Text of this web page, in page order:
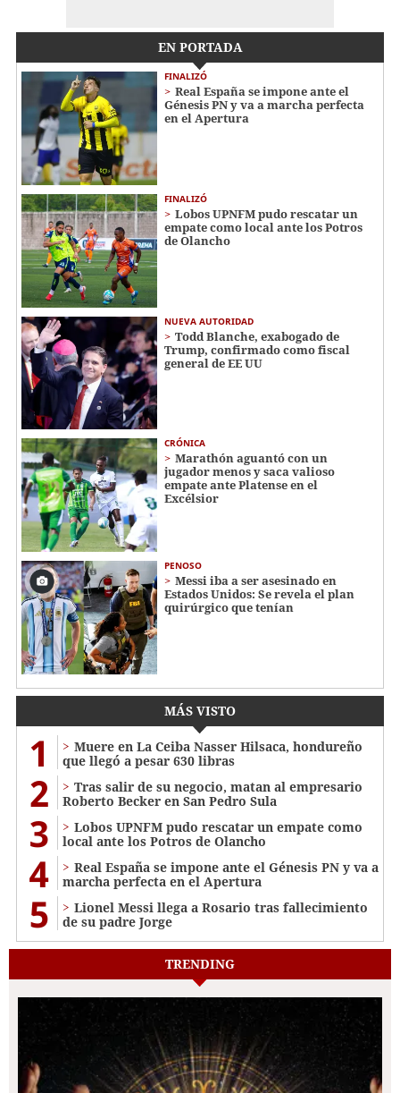
EN PORTADA
FINALIZÓ
Real España se impone ante el
Génesis PN y va a marcha perfecta
en el Apertura
FINALIZÓ
Lobos UPNFM pudo rescatar un
empate como local ante los Potros
de Olancho
NUEVA AUTORIDAD
Todd Blanche, exabogado de
Trump, confirmado como fiscal
general de EE UU
CRÓNICA
Marathón aguantó con un
jugador menos y saca valioso
empate ante Platense en el
Excélsior
PENOSO
Messi iba a ser asesinado en
Estados Unidos: Se revela el plan
quirúrgico que tenían
MÁS VISTO
1
Muere en La Ceiba Nasser Hilsaca, hondureño
que llegó a pesar 630 libras
2
Tras salir de su negocio, matan al empresario
Roberto Becker en San Pedro Sula
3
Lobos UPNFM pudo rescatar un empate como
local ante los Potros de Olancho
4
Real España se impone ante el Génesis PN y va a
marcha perfecta en el Apertura
5
Lionel Messi llega a Rosario tras fallecimiento
de su padre Jorge
TRENDING